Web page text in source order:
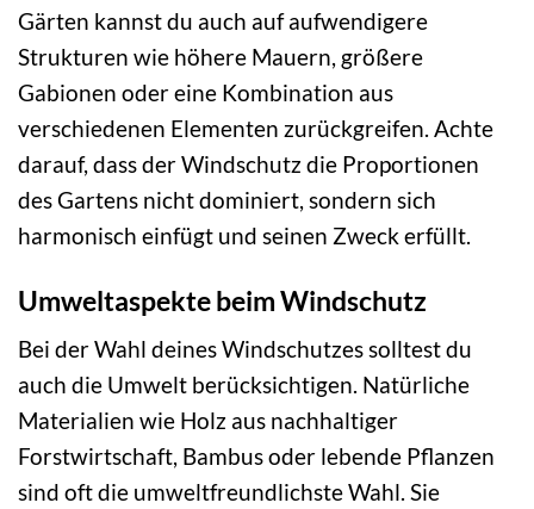
Gärten kannst du auch auf aufwendigere
Strukturen wie höhere Mauern, größere
Gabionen oder eine Kombination aus
verschiedenen Elementen zurückgreifen. Achte
darauf, dass der Windschutz die Proportionen
des Gartens nicht dominiert, sondern sich
harmonisch einfügt und seinen Zweck erfüllt.
Umweltaspekte beim Windschutz
Bei der Wahl deines Windschutzes solltest du
auch die Umwelt berücksichtigen. Natürliche
Materialien wie Holz aus nachhaltiger
Forstwirtschaft, Bambus oder lebende Pflanzen
sind oft die umweltfreundlichste Wahl. Sie